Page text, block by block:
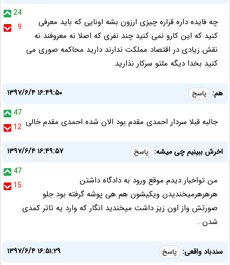
24
9
چه فایده داره قراره چیزی ارزون بشه اونایی که باید معرفی
کنید که این کارو نمی کنید چند نفری که اصلا نه معروفند نه
نقش زیادی در اقتصاد مملکت ندارند دارید محاکمه صوری می
کنید بخدا دیگه ملتو سرکار نذارید.
هم: پاسخ
۱۳۹۷/۶/۴ ۱۶:۴۹:۵۰
47
12 جالبه قبلا سردار احمدی مقدم بود الان شده احمدی مقدم خالی
اخرش ببینیم چی میشه: پاسخ
۱۳۹۷/۶/۴ ۱۶:۴۹:۵۷
47
15
من تواخبار دیدم موقع ورود به دادگاه داشتن
هرهرهرمیخندیدن ویکیشون هم هی پوشه گرفته بود جلو
صورتش واز اون زیز داشت میخندید انگار که وارد یه تاتر کمدی
شدن .
سندباد واقعی: پاسخ
۱۳۹۷/۶/۴ ۱۶:۵۱:۲۹